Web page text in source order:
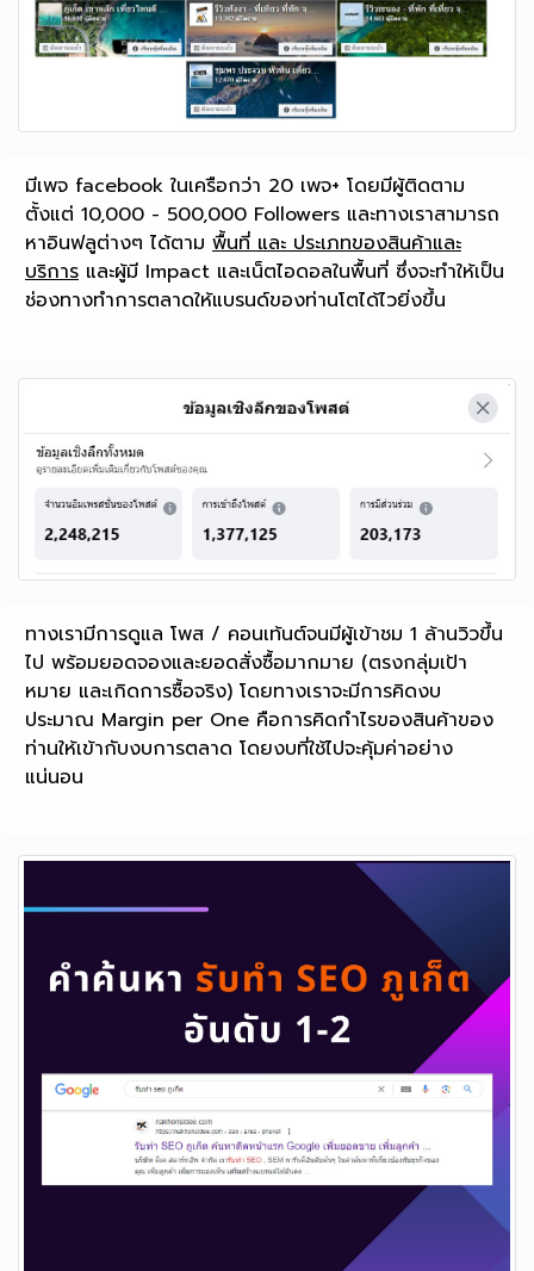
มีเพจ facebook ในเครือกว่า 20 เพจ+ โดยมีผู้ติดตาม
ตั้งแต่ 10,000 - 500,000 Followers และทางเราสามารถ
หาอินฟลูต่างๆ ได้ตาม พื้นที่ และ ประเภทของสินค้าและ
บริการ และผู้มี Impact และเน็ตไอดอลในพื้นที่ ซึ่งจะทำให้เป็น
ช่องทางทำการตลาดให้แบรนด์ของท่านโตได้ไวยิ่งขึ้น
ทางเรามีการดูแล โพส / คอนเท้นต์จนมีผู้เข้าชม 1 ล้านวิวขึ้น
ไป พร้อมยอดจองและยอดสั่งซื้อมากมาย (ตรงกลุ่มเป้า
หมาย และเกิดการซื้อจริง) โดยทางเราจะมีการคิดงบ
ประมาณ Margin per One คือการคิดกำไรของสินค้าของ
ท่านให้เข้ากับงบการตลาด โดยงบที่ใช้ไปจะคุ้มค่าอย่าง
แน่นอน